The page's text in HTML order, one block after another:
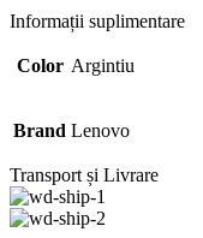
Informații suplimentare
Color Argintiu
Brand Lenovo
Transport și Livrare